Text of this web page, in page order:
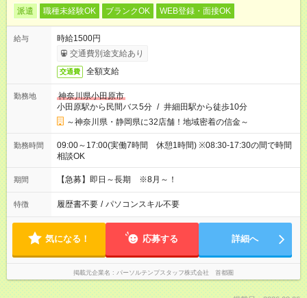
派遣 職種未経験OK ブランクOK WEB登録・面接OK
給与
時給1500円
交通費別途支給あり
交通費 全額支給
勤務地
神奈川県小田原市
小田原駅から民間バス5分 / 井細田駅から徒歩10分
～神奈川県・静岡県に32店舗！地域密着の信金～
勤務時間
09:00～17:00(実働7時間 休憩1時間) ※08:30-17:30の間で時間
相談OK
期間 【急募】即日～長期 ※8月～！
特徴 履歴書不要 / パソコンスキル不要
気になる！ 応募する 詳細へ
掲載元企業名 パーソルテンプスタッフ株式会社 首都圏